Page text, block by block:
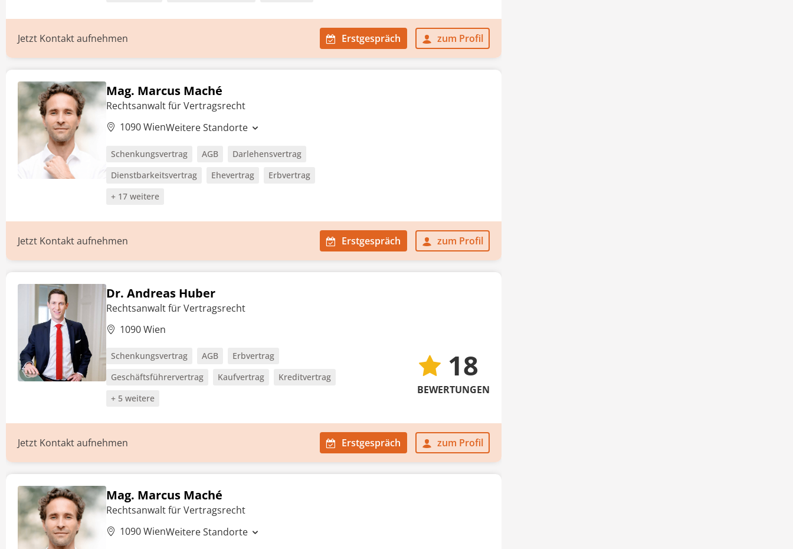
Jetzt Kontakt aufnehmen Erstgespräch zum Profil
Mag. Marcus Maché
Rechtsanwalt für Vertragsrecht
1090 WienWeitere Standorte
Schenkungsvertrag AGB
Darlehensvertrag
Dienstbarkeitsvertrag
Ehevertrag
Erbvertrag
+ 17 weitere
Jetzt Kontakt aufnehmen Erstgespräch zum Profil
Dr. Andreas Huber
Rechtsanwalt für Vertragsrecht
1090 Wien
Schenkungsvertrag AGB
Erbvertrag
Geschäftsführervertrag
Kaufvertrag
Kreditvertrag
+ 5 weitere
18
BEWERTUNGEN
Jetzt Kontakt aufnehmen Erstgespräch zum Profil
Mag. Marcus Maché
Rechtsanwalt für Vertragsrecht
1090 WienWeitere Standorte